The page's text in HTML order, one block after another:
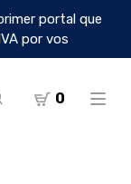
portal que
por vos
0